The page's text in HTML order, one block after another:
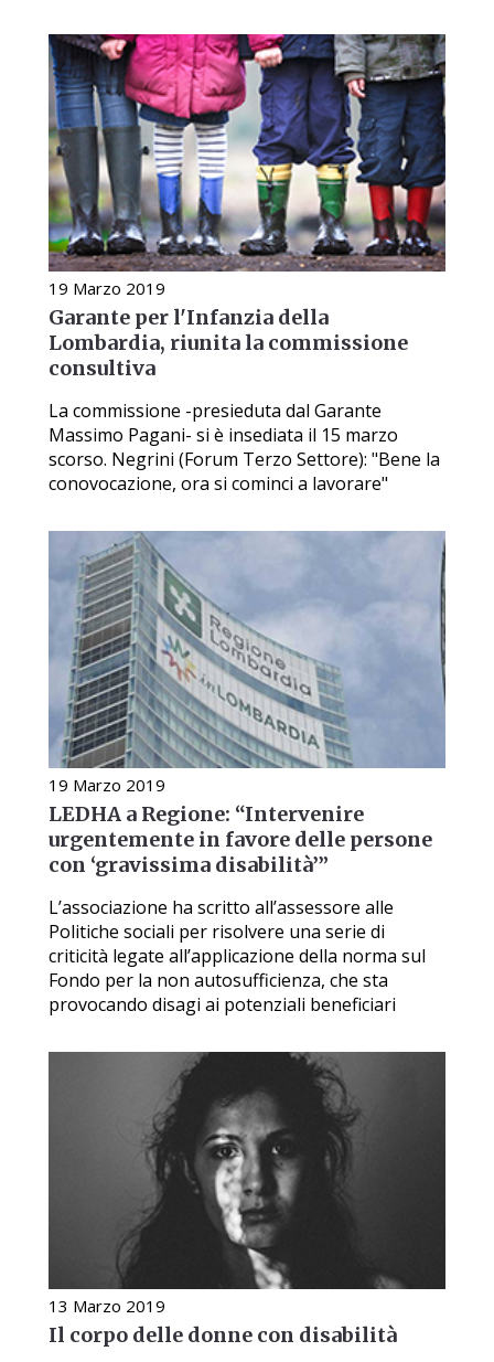
19 Marzo 2019
Garante per l'Infanzia della
Lombardia, riunita la commissione
consultiva
La commissione -presieduta dal Garante
Massimo Pagani- si è insediata il 15 marzo
scorso. Negrini (Forum Terzo Settore): "Bene la
conovocazione, ora si cominci a lavorare"
19 Marzo 2019
LEDHA a Regione: “Intervenire
urgentemente in favore delle persone
con ‘gravissima disabilità’”
L’associazione ha scritto all’assessore alle
Politiche sociali per risolvere una serie di
criticità legate all’applicazione della norma sul
Fondo per la non autosufficienza, che sta
provocando disagi ai potenziali beneficiari
13 Marzo 2019
Il corpo delle donne con disabilità